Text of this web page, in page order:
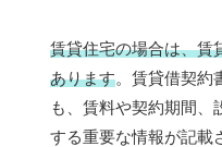
賃貸住宅の場合は、賃
あります。賃貸借契約
も、賃料や契約期間、
する重要な情報が記載